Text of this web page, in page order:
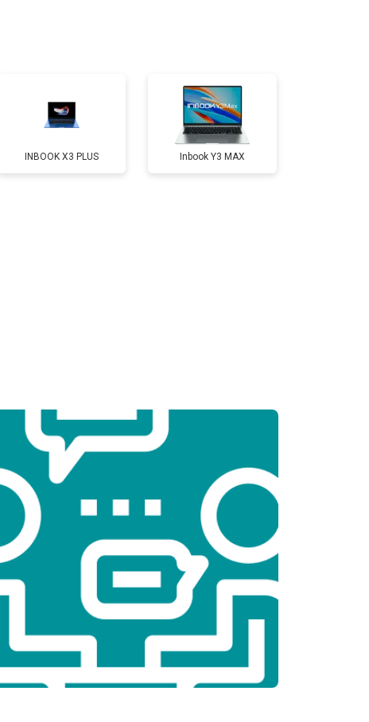
от 2300 ₽ Заказать
от 3300 ₽ Заказать
от 2300 ₽
от 2200 ₽ Заказать
от 3500 ₽ Заказать
Заказать
от 1700 ₽ Заказать
INBOOK X3 PLUS Inbook Y3 MAX